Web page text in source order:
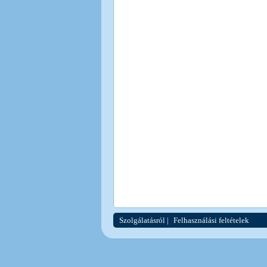
Szolgálatásról | Felhasználási feltételek